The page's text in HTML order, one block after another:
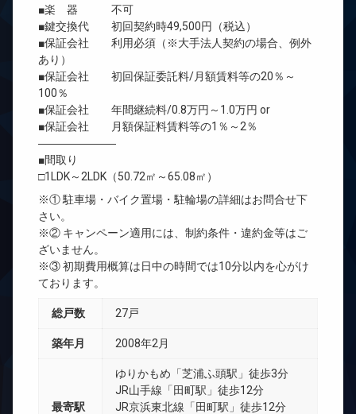
■楽 器 不可
■鍵交換代 初回契約時49,500円（税込）
■保証会社 利用必須（※大手法人契約の場合、例外
あり）
■保証会社 初回保証委託料/月額賃料等の20％～
100％
■保証会社 年間継続料/0.8万円～1.0万円 or
■保証会社 月額保証料賃料等の1％～2％
―――――――
■間取り
□1LDK～2LDK（50.72㎡～65.08㎡）
※① 駐車場・バイク置場・駐輪場の詳細はお問合せ下
さい。
※② キャンペーン適用には、制約条件・違約金等はご
ざいません。
※③ 初期費用概算は日中の時間では10分以内を心がけ
ております。
総戸数 27戸
築年月 2008年2月
最寄駅
ゆりかもめ「芝浦ふ頭駅」徒歩3分
JR山手線「田町駅」徒歩12分
JR京浜東北線「田町駅」徒歩12分